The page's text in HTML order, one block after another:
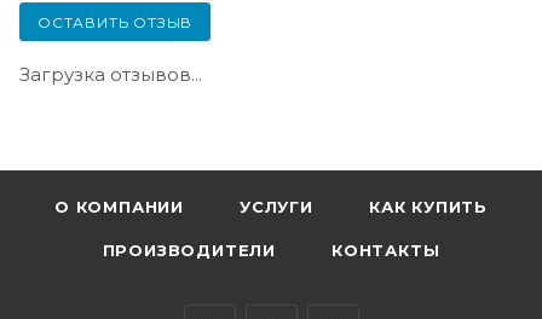
ОСТАВИТЬ ОТЗЫВ
Загрузка отзывов...
О КОМПАНИИ УСЛУГИ КАК КУПИТЬ
ПРОИЗВОДИТЕЛИ КОНТАКТЫ